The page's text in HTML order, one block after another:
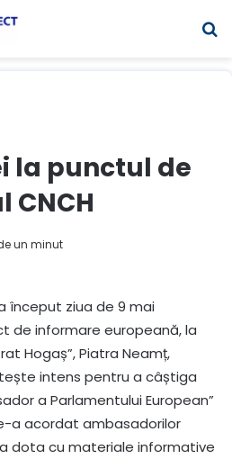
la punctul de
CNCH
un minut
început ziua de 9 mai
de informare europeană, la
Hogaș”, Piatra Neamț,
intens pentru a câștiga
a Parlamentului European”
a acordat ambasadorilor
dota cu materiale informative